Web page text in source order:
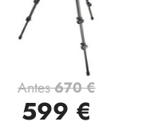
Antes670 €
599 €